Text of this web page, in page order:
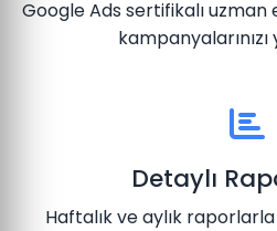
Google Ads sertifikalı
Detaylı
Haftalık ve aylık